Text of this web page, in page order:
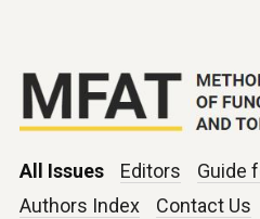
All Issues Editors
Guide
Authors Index
Contact Us